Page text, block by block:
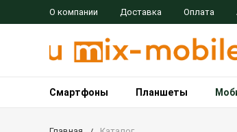
О компании Доставка Оплата
Смартфоны Планшеты